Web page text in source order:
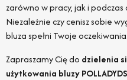
zarówno w pracy, jak i
Niezależnie czy cenisz sobie
bluza spełni Twoje oczekiwania.
Zapraszamy Cię do dzielenia
użytkowania bluzy POLLADYDS